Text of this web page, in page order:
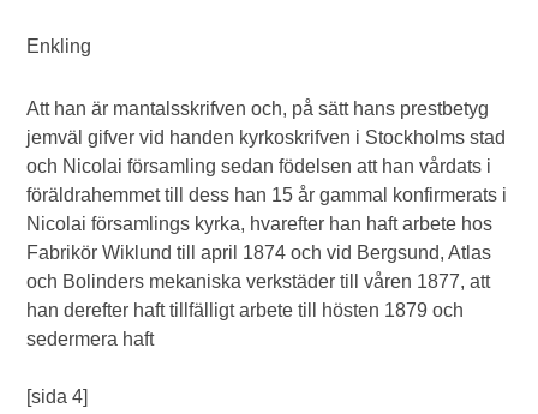
Enkling
Att han är mantalsskrifven och, på sätt hans prestbetyg
jemväl gifver vid handen kyrkoskrifven i Stockholms stad
och Nicolai församling sedan födelsen att han vårdats i
föräldrahemmet till dess han 15 år gammal konfirmerats i
Nicolai församlings kyrka, hvarefter han haft arbete hos
Fabrikör Wiklund till april 1874 och vid Bergsund, Atlas
och Bolinders mekaniska verkstäder till våren 1877, att
han derefter haft tillfälligt arbete till hösten 1879 och
sedermera haft
[sida 4]